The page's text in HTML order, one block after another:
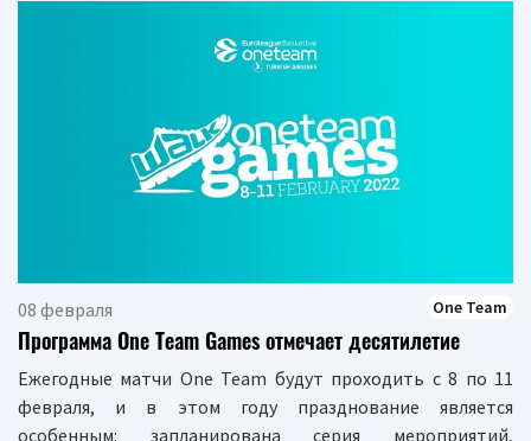
08 февраля One Team
Программа One Team Games отмечает десятилетие
Ежегодные матчи One Team будут проходить с 8 по 11
февраля, и в этом году празднование является
особенным: запланирована серия мероприятий,